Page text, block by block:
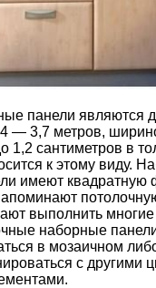
панели являются
— 3,7 метров,
1,2 сантиметров в
к этому виду.
имеют квадратную
выполнить
наборные
в мозаичном
с другими